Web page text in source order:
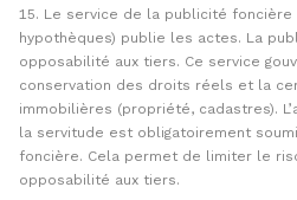
Le service de la publicité foncière
hypothèques) publie les actes. La
opposabilité aux tiers. Ce service
conservation des droits réels et la
immobilières (propriété, cadastres).
la servitude est obligatoirement
foncière. Cela permet de limiter le
opposabilité aux tiers.